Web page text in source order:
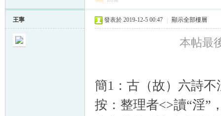
王寧 發表於 2019-12-5 00:47 顯示全部樓層
本帖最
簡1：古（故）六詩不
按：整理者<>讀“淫”